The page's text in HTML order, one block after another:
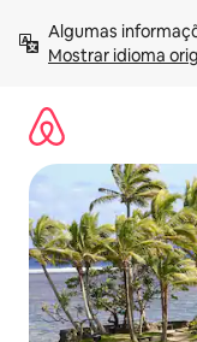
para
Mostrar idioma